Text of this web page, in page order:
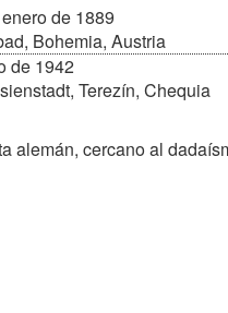
de 1889
Bohemia, Austria
de 1942
Terezín, Chequia
alemán, cercano al